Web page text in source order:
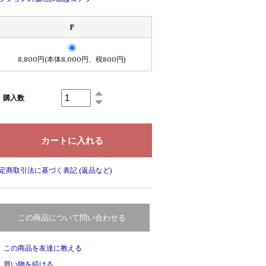
F
8,800円(本体8,000円、税800円)
購入数
商取引法に基づく表記 (返品など)
この商品について問い合わせる
この商品を友達に教える
買い物を続ける